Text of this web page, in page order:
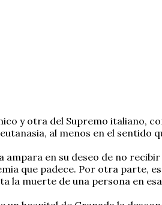
y otra del Supremo italiano,
al menos en el sentido
en su deseo de no
que padece. Por otra parte,
muerte de una persona en